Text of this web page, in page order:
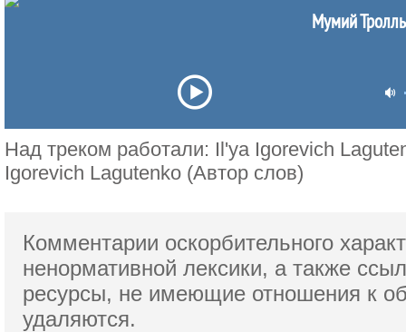
Мумий
Над треком работали: Il'ya Igorevich
Igorevich Lagutenko (Автор слов)
Комментарии оскорбительного
ненормативной лексики, а также
ресурсы, не имеющие отношения к
удаляются.